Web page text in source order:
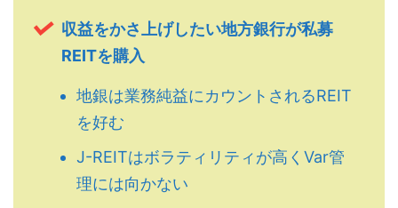
収益をかさ上げしたい地方銀行が私募
REITを購入
地銀は業務純益にカウントされるREIT
を好む
J-REITはボラティリティが高くVar管
理には向かない